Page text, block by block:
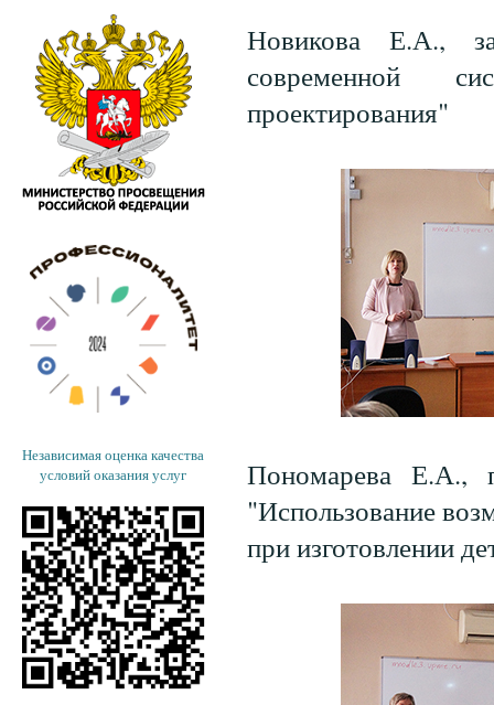
Независимая оценка качества
условий оказания услуг
Новикова Е.А.,
современной
проектирования"
Пономарева Е.А.,
"Использование
при изготовлении